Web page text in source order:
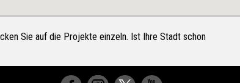
Sie auf die Projekte einzeln. Ist Ihre Stadt schon